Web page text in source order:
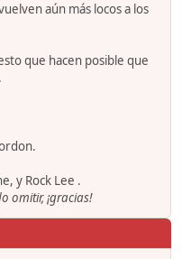
aún más locos a los
que hacen posible que
y Rock Lee .
omitir, ¡gracias!